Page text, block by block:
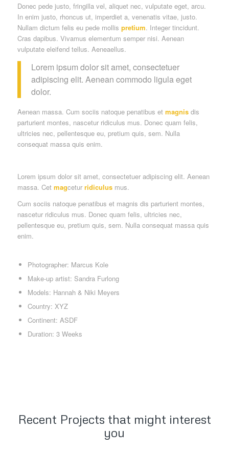
Donec pede justo, fringilla vel, aliquet nec, vulputate eget, arcu.
In enim justo, rhoncus ut, imperdiet a, venenatis vitae, justo.
Nullam dictum felis eu pede mollis pretium. Integer tincidunt.
Cras dapibus. Vivamus elementum semper nisi. Aenean
vulputate eleifend tellus. Aeneaellus.
Lorem ipsum dolor sit amet, consectetuer
adipiscing elit. Aenean commodo ligula eget
dolor.
Aenean massa. Cum sociis natoque penatibus et magnisdis
parturient montes, nascetur ridiculus mus. Donec quam felis,
ultricies nec, pellentesque eu, pretium quis, sem. Nulla
consequat massa quis enim.
Lorem ipsum dolor sit amet, consectetuer adipiscing elit. Aenean
massa. Cet magcetur ridiculusmus.
Cum sociis natoque penatibus et magnis dis parturient montes,
nascetur ridiculus mus. Donec quam felis, ultricies nec,
pellentesque eu, pretium quis, sem. Nulla consequat massa quis
enim.
Photographer: Marcus Kole
Make-up artist: Sandra Furlong
Models: Hannah & Niki Meyers
Country: XYZ
Continent: ASDF
Duration: 3 Weeks
Recent Projects that might interest
you